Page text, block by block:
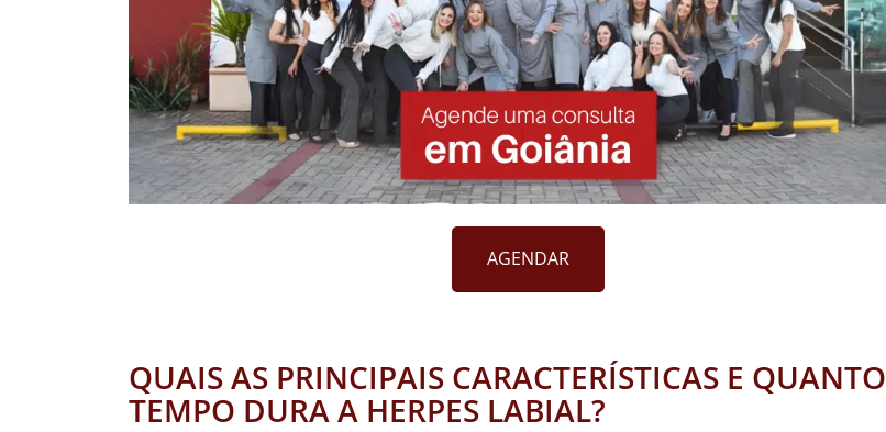
AGENDAR
QUAIS AS PRINCIPAIS CARACTERÍSTICAS E QUANTO
TEMPO DURA A HERPES LABIAL?